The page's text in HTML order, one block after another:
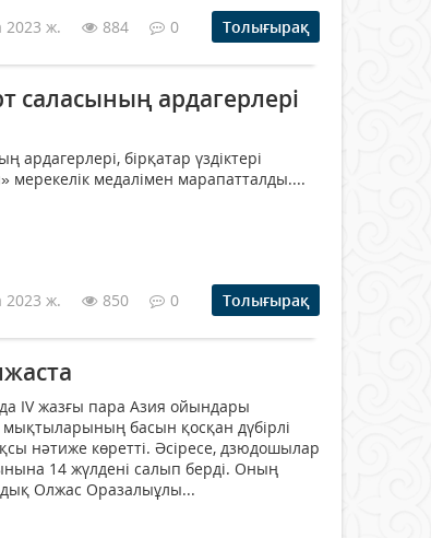
2023 ж. 884 0 Толығырақ
саласының ардагерлері
бірқатар үздіктері
медалімен марапатталды....
2023 ж. 850 0 Толығырақ
ІV жазғы пара Азия ойындары
басын қосқан дүбірлі
нәтиже көретті. Әсіресе, дзюдошылар
14 жүлдені салып берді. Оның
Олжас Оразалыұлы...